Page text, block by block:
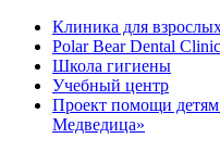
Клиника для
Polar Bear Dental
Школа гигиены
Учебный центр
Проект помощи детям
Медведица»